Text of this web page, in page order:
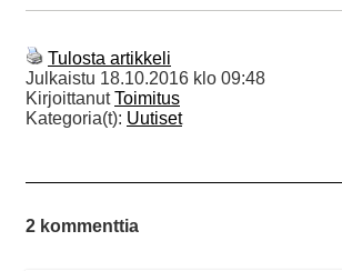
Tulosta artikkeli
Julkaistu 18.10.2016 klo 09:48
KirjoittanutToimitus
Kategoria(t): Uutiset
2 kommenttia